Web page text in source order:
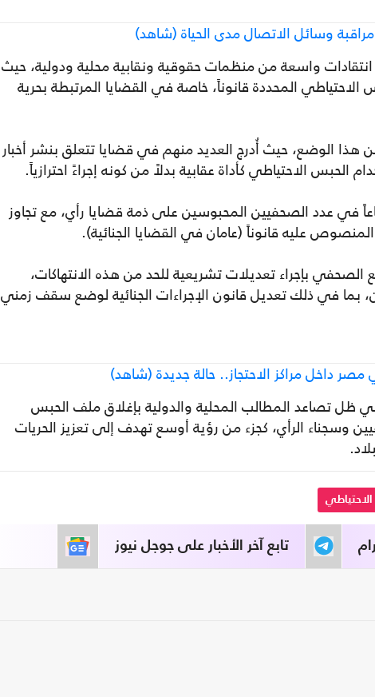
وسائل الاتصال مدى الحياة (شاهد)
واسعة من منظمات حقوقية ونقابية محلية ودولية، حيث
المحددة قانوناً، خاصة في القضايا المرتبطة بحرية
هذا الوضع، حيث أُدرج العديد منهم في قضايا تتعلق بنشر أخبار
الحبس الاحتياطي كأداة عقابية بدلاً من كونه إجراءً احترازياً.
في عدد الصحفيين المحبوسين على ذمة قضايا رأي، مع تجاوز
عليه قانوناً (عامان في القضايا الجنائية).
بإجراء تعديلات تشريعية للحد من هذه الانتهاكات،
بما في ذلك تعديل قانون الإجراءات الجنائية لوضع سقف زمني
داخل مراكز الاحتجاز.. حالة جديدة (شاهد)
ظل تصاعد المطالب المحلية والدولية بإغلاق ملف الحبس
وسجناء الرأي، كجزء من رؤية أوسع تهدف إلى تعزيز الحريات
الاحتياطي
تابع آخر الأخبار على جوجل نيوز